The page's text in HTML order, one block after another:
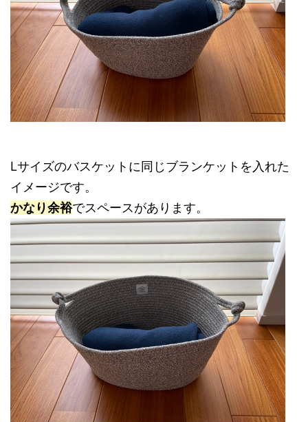
Lサイズのバスケットに同じブランケットを入れた
イメージです。
かなり余裕でスペースがあります。